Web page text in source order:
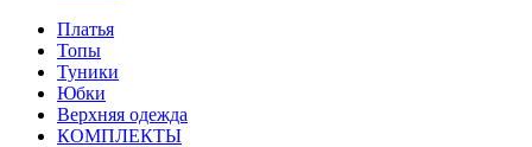
Платья
Топы
Туники
Юбки
Верхняя одежда
КОМПЛЕКТЫ